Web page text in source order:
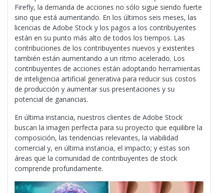
Firefly, la demanda de acciones no sólo sigue siendo fuerte
sino que está aumentando. En los últimos seis meses, las
licencias de Adobe Stock y los pagos a los contribuyentes
están en su punto más alto de todos los tiempos. Las
contribuciones de los contribuyentes nuevos y existentes
también están aumentando a un ritmo acelerado. Los
contribuyentes de acciones están adoptando herramientas
de inteligencia artificial generativa para reducir sus costos
de producción y aumentar sus presentaciones y su
potencial de ganancias.
En última instancia, nuestros clientes de Adobe Stock
buscan la imagen perfecta para su proyecto que equilibre la
composición, las tendencias relevantes, la viabilidad
comercial y, en última instancia, el impacto; y estas son
áreas que la comunidad de contribuyentes de stock
comprende profundamente.